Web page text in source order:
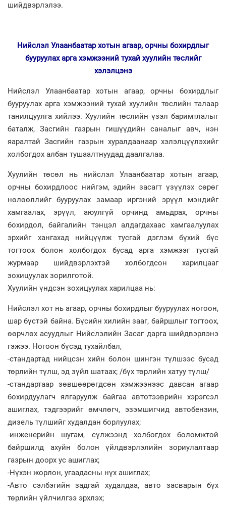
шийдвэрлэлээ.
Нийслэл Улаанбаатар хотын агаар, орчны бохирдлыг
бууруулах арга хэмжээний тухай хуулийн төслийг
хэлэлцэнэ
Нийслэл Улаанбаатар хотын агаар, орчны бохирдлыг
бууруулах арга хэмжээний тухай хуулийн төслийн талаар
танилцуулга хийлээ. Хуулийн төслийн үзэл баримтлалыг
баталж, Засгийн газрын гишүүдийн саналыг авч, нэн
яаралтай Засгийн газрын хуралдаанаар хэлэлцүүлэхийг
холбогдох албан тушаалтнуудад даалгалаа.
Хуулийн төсөл нь нийслэл Улаанбаатар хотын агаар,
орчны бохирдлоос нийгэм, эдийн засагт үзүүлэх сөрөг
нөлөөллийг бууруулах замаар иргэний эрүүл мэндийг
хамгаалах, эрүүл, аюулгүй орчинд амьдрах, орчны
бохирдол, байгалийн тэнцэл алдагдахаас хамгаалуулах
эрхийг хангахад нийцүүлж тусгай дэглэм бүхий бүс
тогтоох болон холбогдох бусад арга хэмжээг тусгай
журмаар шийдвэрлэхтэй холбогдсон харилцааг
зохицуулах зорилготой.
Хуулийн үндсэн зохицуулах харилцаа нь:
Нийслэл хот нь агаар, орчны бохирдлыг бууруулах ногоон,
шар бүстэй байна. Бүсийн хилийн зааг, байршлыг тогтоох,
өөрчлөх асуудлыг Нийслэлийн Засаг дарга шийдвэрлэнэ
гэжээ. Ногоон бүсэд тухайлбал,
-стандартад нийцсэн хийн болон шингэн түлшээс бусад
төрлийн түлш, эд зүйл шатаах; /бүх төрлийн хатуу түлш/
-стандартаар зөвшөөрөгдсөн хэмжээнээс давсан агаар
бохирдуулагч ялгаруулж байгаа автотээврийн хэрэгсэл
ашиглах, тэдгээрийг өмчлөгч, эзэмшигчид автобензин,
дизель түлшийг худалдан борлуулах;
-инженерийн шугам, сүлжээнд холбогдох боломжтой
байршилд ахуйн болон үйлдвэрлэлийн зориулалтаар
газрын доорх ус ашиглах;
-Нүхэн жорлон, угаадасны нүх ашиглах;
-Авто сэлбэгийн задгай худалдаа, авто засварын бүх
төрлийн үйлчилгээ эрхлэх;